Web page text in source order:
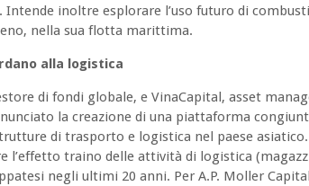
inoltre esplorare l’uso futuro di
nella sua flotta marittima.
alla logistica
di fondi globale, e VinaCapital, asset
la creazione di una piattaforma
di trasporto e logistica nel paese asiatico.
l’effetto traino delle attività di logistica
negli ultimi 20 anni. Per A.P. Moller